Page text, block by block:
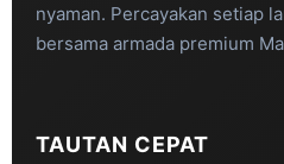
nyaman. Percayakan setiap
bersama armada premium
TAUTAN CEPAT